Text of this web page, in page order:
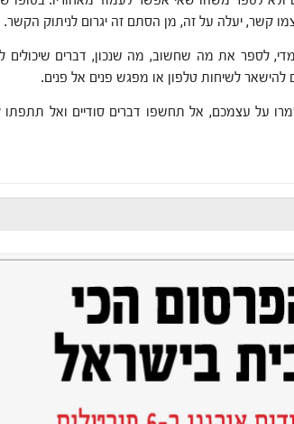
קשר, יעלה על זה, מן הסתם זה יגרום לניתוק הקשר.
לספר את מה שחשוב, מה שנכון, דברים שיכולים
להישאר לשיחות טלפון או מפגש פנים אל פנים.
על עצמכם, אל תחשפו דברים סודיים ואל תתפתו